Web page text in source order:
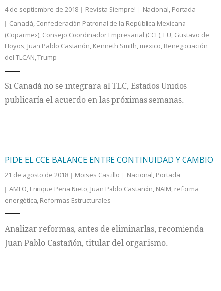
4 de septiembre de 2018 Revista Siempre! Nacional, Portada
Canadá, Confederación Patronal de la República Mexicana
(Coparmex), Consejo Coordinador Empresarial (CCE), EU, Gustavo de
Hoyos, Juan Pablo Castañón, Kenneth Smith, mexico, Renegociación
del TLCAN,Trump
Si Canadá no se integrara al TLC, Estados Unidos
publicaría el acuerdo en las próximas semanas.
PIDE EL CCE BALANCE ENTRE CONTINUIDAD Y CAMBIO
21 de agosto de 2018 Moises Castillo Nacional, Portada
AMLO, Enrique Peña Nieto, Juan Pablo Castañón, NAIM, reforma
energética, Reformas Estructurales
Analizar reformas, antes de eliminarlas, recomienda
Juan Pablo Castañón, titular del organismo.